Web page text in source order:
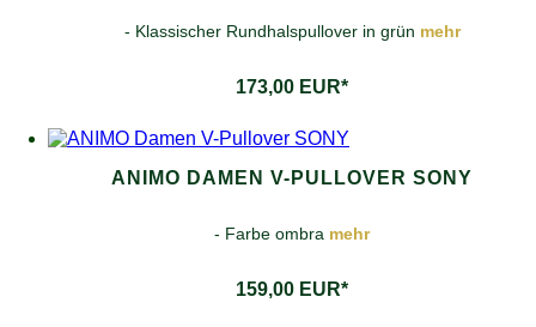
- Klassischer Rundhalspullover in grün mehr
173,00 EUR*
ANIMO DAMEN V-PULLOVER SONY
- Farbe ombra mehr
159,00 EUR*